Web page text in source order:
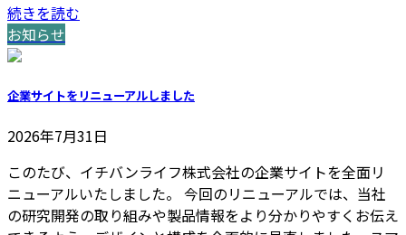
続きを読む
お知らせ
企業サイトをリニューアルしました
2026年7月31日
このたび、イチバンライフ株式会社の企業サイトを全面リ
ニューアルいたしました。 今回のリニューアルでは、当社
の研究開発の取り組みや製品情報をより分かりやすくお伝え